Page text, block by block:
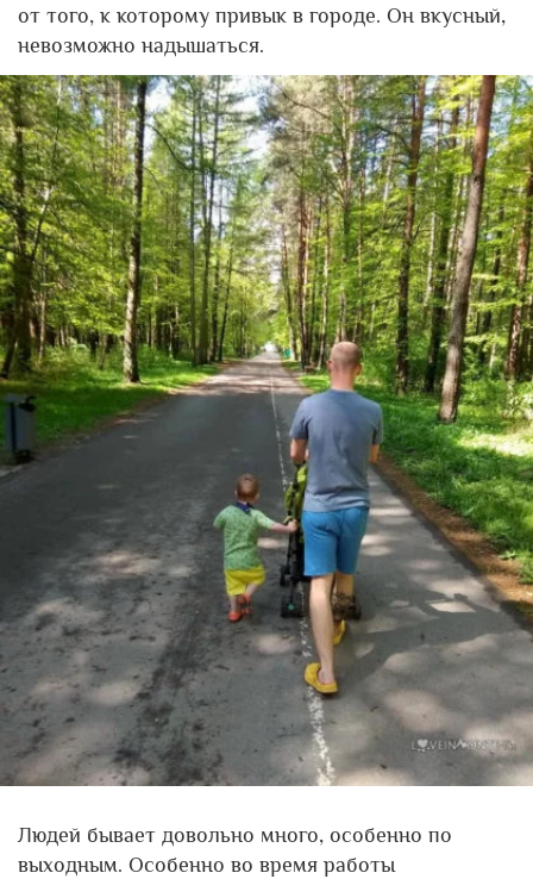
от того, к которому привык в городе. Он вкусный,
невозможно надышаться.
Людей бывает довольно много, особенно по
выходным. Особенно во время работы